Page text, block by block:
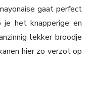
gaat perfect
het knapperige en
lekker broodje
hier zo verzot op